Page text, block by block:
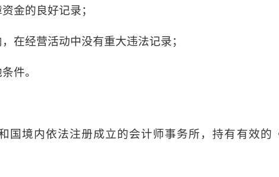
金的良好记录；
在经营活动中没有重大违法记录；
件。
国境内依法注册成立的会计师事务所，持有有效的